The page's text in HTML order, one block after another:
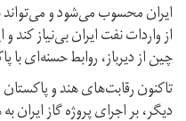
ایران محسوب می‌شود و
از واردات نفت ایران بی‌نیاز کند
چین از دیرباز، روابط حسنه‌ای
تاکنون رقابت‌های هند و
دیگر، بر اجرای پروژه گاز ایران